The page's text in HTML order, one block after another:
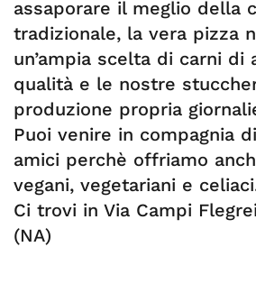
assaporare il meglio della
tradizionale, la vera pizza
un’ampia scelta di carni di
qualità e le nostre
produzione propria
Puoi venire in compagnia
amici perchè offriamo
vegani, vegetariani e
Ci trovi in Via Campi
(NA)